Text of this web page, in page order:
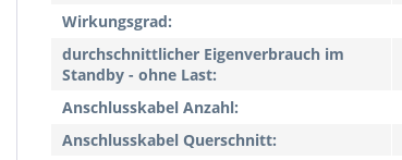
Wirkungsgrad:
durchschnittlicher Eigenverbrauch im
Standby - ohne Last:
Anschlusskabel Anzahl:
Anschlusskabel Querschnitt: